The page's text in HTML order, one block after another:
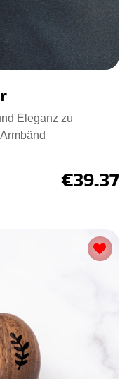
Eleganz zu
€39.37